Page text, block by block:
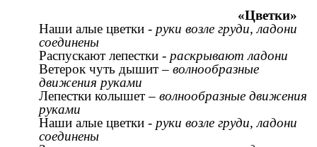
«Цветки»
Наши алые цветки - руки возле груди, ладони
соединены
Распускают лепестки - раскрывают ладони
Ветерок чуть дышит –волнообразные
движения руками
Лепестки колышет –волнообразные движения
руками
Наши алые цветки - руки возле груди, ладони
соединены